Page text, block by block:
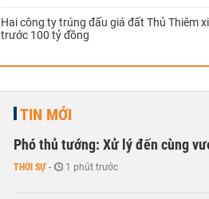
Hai công ty trúng đấu giá đất Thủ Thiêm
trước 100 tỷ đồng
TIN MỚI
Phó thủ tướng: Xử lý đến cùng
THỜI SỰ - 1 phút trước